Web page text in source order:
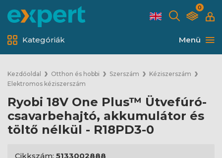
0
Menü
Kategóriák
Kezdőoldal Otthon és hobbi Szerszám
Kéziszerszám
Elektromos kéziszerszám
Ryobi 18V One Plus™ Ütvefúró-
csavarbehajtó, akkumulátor és
töltő nélkül - R18PD3-0
Cikkszám: 5133002888